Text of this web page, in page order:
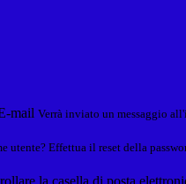
mail Verrà inviato un messaggio
utente? Effettua il reset della